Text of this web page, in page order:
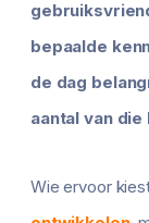
bepaalde
de dag
aantal van
Wie ervoor